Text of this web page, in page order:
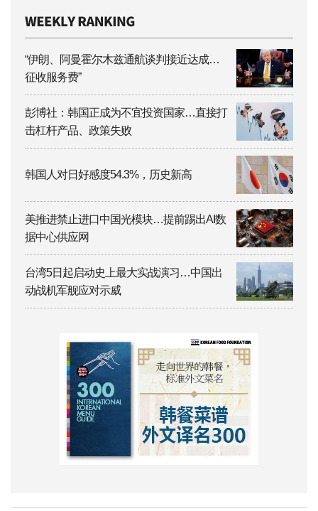
“伊朗、阿曼霍尔木兹通航谈判接近达成…
征收服务费”
彭博社：韩国正成为不宜投资国家…直接打
击杠杆产品、政策失败
韩国人对日好感度54.3%，历史新高
美推进禁止进口中国光模块…提前踢出AI数
据中心供应网
台湾5日起启动史上最大实战演习…中国出
动战机军舰应对示威